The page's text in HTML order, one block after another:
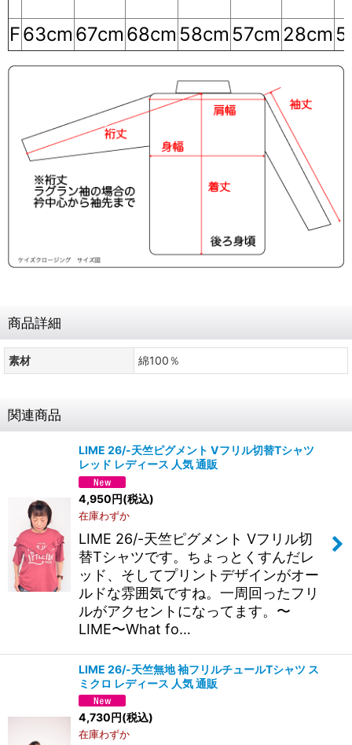
F63cm 67cm 68cm 58cm 57cm 28cm
商品詳細
素材 綿100％
関連商品
LIME 26/-天竺ピグメント Vフリル切替Tシャツ
レッド レディース 人気 通販
4,950円(税込)
在庫わずか
LIME 26/-天竺ピグメント Vフリル切
替Tシャツです。ちょっとくすんだレ
ッド、そしてプリントデザインがオー
ルドな雰囲気ですね。一周回ったフリ
ルがアクセントになってます。〜
LIME〜What fo…
LIME 26/-天竺無地 袖フリルチュールTシャツ ス
ミクロ レディース 人気 通販
4,730円(税込)
在庫わずか